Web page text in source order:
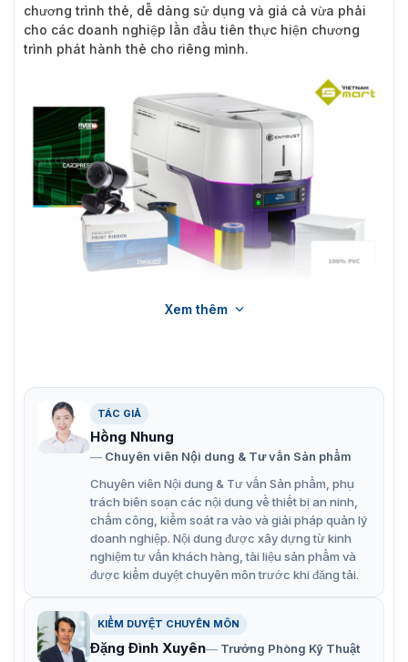
chương trình thẻ, dễ dàng sử dụng và giá cả vừa phải
cho các doanh nghiệp lần đầu tiên thực hiện chương
trình phát hành thẻ cho riêng mình.
nhựa Sigma DS2
Để quý khách hàng có cái nhìn rõ nét cũng như cái cái
nhìn chân thực nhất về sản phẩm Sigma DS2.
thiệu sản phẩm Sigma DS2 từ hãng sản xuất. Rất mong
quý khách hàng có thể lựa chọn được sản phẩm đúng
đắn tránh mua phải hàng kém chất lượng trên thị trường.
Xem thêm
TÁC GIẢ
Hồng Nhung
Chuyên viên Nội dung & Tư vấn Sản phẩm
Chuyên viên Nội dung & Tư vấn Sản phẩm, phụ
trách biên soạn các nội dung về thiết bị an ninh,
chấm công, kiểm soát ra vào và giải pháp quản lý
doanh nghiệp. Nội dung được xây dựng từ kinh
nghiệm tư vấn khách hàng, tài liệu sản phẩm và
được kiểm duyệt chuyên môn trước khi đăng tải.
KIỂM DUYỆT CHUYÊN MÔN
Đặng Đình Xuyên
Trưởng Phòng Kỹ Thuật